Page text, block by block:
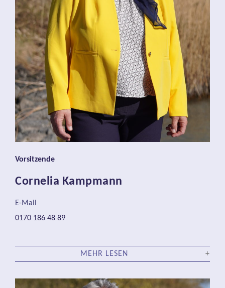
Vorsitzende
Cornelia Kampmann
E-Mail
0170 186 48 89
MEHR LESEN